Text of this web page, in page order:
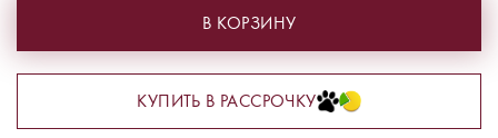
В КОРЗИНУ
КУПИТЬ В РАССРОЧКУ